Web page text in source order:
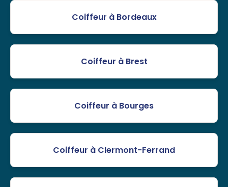
Coiffeur à Bordeaux
Coiffeur à Brest
Coiffeur à Bourges
Coiffeur à Clermont-Ferrand